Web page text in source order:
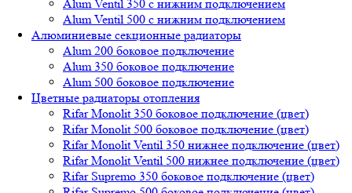
Alum Ventil 350 с нижним подключением
Alum Ventil 500 с нижним подключением
Алюминиевые секционные радиаторы
Alum 200 боковое подключение
Alum 350 боковое подключение
Alum 500 боковое подключение
Цветные радиаторы отопления
Rifar Monolit 350 боковое подключение (цвет)
Rifar Monolit 500 боковое подключение (цвет)
Rifar Monolit Ventil 350 нижнее подключение (цвет)
Rifar Monolit Ventil 500 нижнее подключение (цвет)
Rifar Supremo 350 боковое подключение (цвет)